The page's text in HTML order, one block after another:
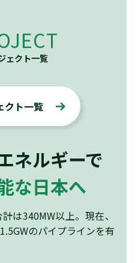
ェクト一覧
クト一覧
ネルギーで
な日本へ
は340MW以上。現在、
のパイプラインを有